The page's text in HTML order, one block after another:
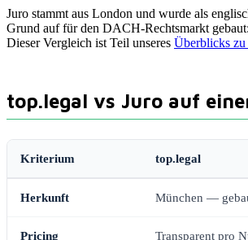
Juro stammt aus London und wurde als
Grund auf für den DACH-Rechtsmarkt
Dieser Vergleich ist Teil unseres Überblicks zu
top.legal vs Juro auf
Kriterium top.legal
Herkunft München —
Pricing Transparent pro